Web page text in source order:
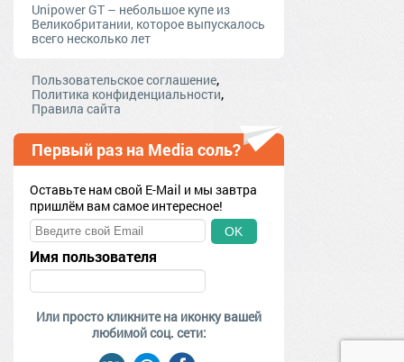
Unipower GT – небольшое купе из
Великобритании, которое выпускалось
всего несколько лет
Пользовательское соглашение,
Политика конфиденциальности,
Правила сайта
Первый раз на Media соль?
Оставьте нам свой E-Mail и мы завтра
пришлём вам самое интересное!
OK
Имя пользователя
Или просто кликните на иконку вашей
любимой соц. сети: